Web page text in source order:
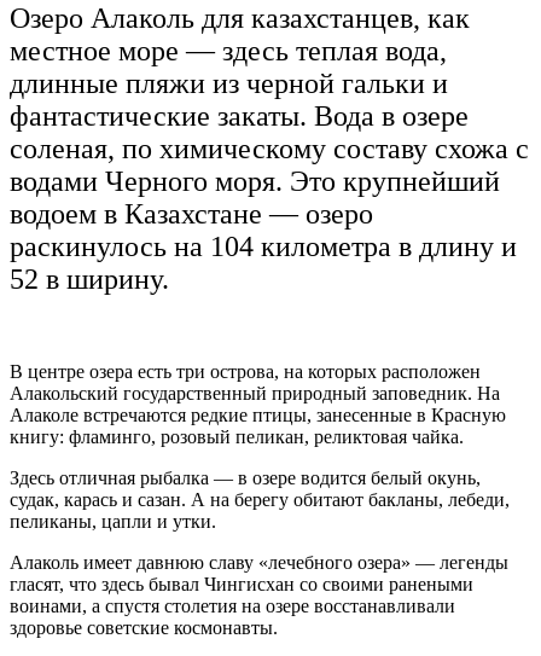
Озеро Алаколь для казахстанцев, как
местное море — здесь теплая вода,
длинные пляжи из черной гальки и
фантастические закаты. Вода в озере
соленая, по химическому составу схожа с
водами Черного моря. Это крупнейший
водоем в Казахстане — озеро
раскинулось на 104 километра в длину и
52 в ширину.
В центре озера есть три острова, на которых расположен
Алакольский государственный природный заповедник. На
Алаколе встречаются редкие птицы, занесенные в Красную
книгу: фламинго, розовый пеликан, реликтовая чайка.
Здесь отличная рыбалка — в озере водится белый окунь,
судак, карась и сазан. А на берегу обитают бакланы, лебеди,
пеликаны, цапли и утки.
Алаколь имеет давнюю славу «лечебного озера» — легенды
гласят, что здесь бывал Чингисхан со своими ранеными
воинами, а спустя столетия на озере восстанавливали
здоровье советские космонавты.